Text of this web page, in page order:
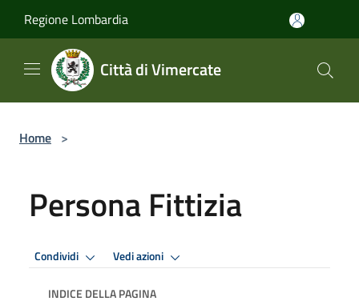
Regione Lombardia
Città di Vimercate
Home >
Persona Fittizia
Condividi Vedi azioni
INDICE DELLA PAGINA